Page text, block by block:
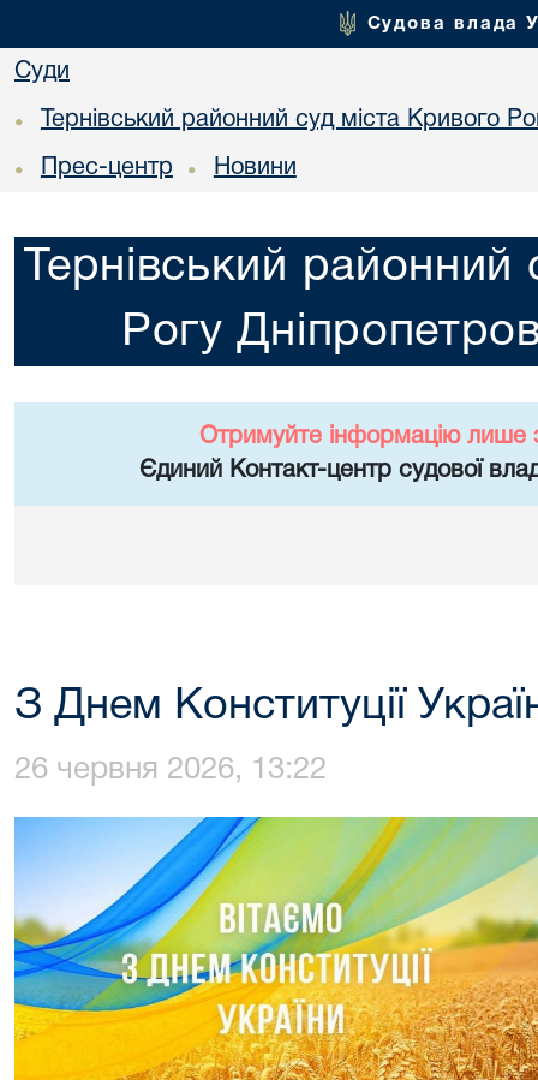
Судова влада
Суди
• Тернівський районний суд міста Кривого
• Прес-центр • Новини
Тернівський районний
Рогу
Отримуйте інформацію лише
Єдиний Контакт-центр судової
З Днем Конституції
26 червня 2026, 13:22